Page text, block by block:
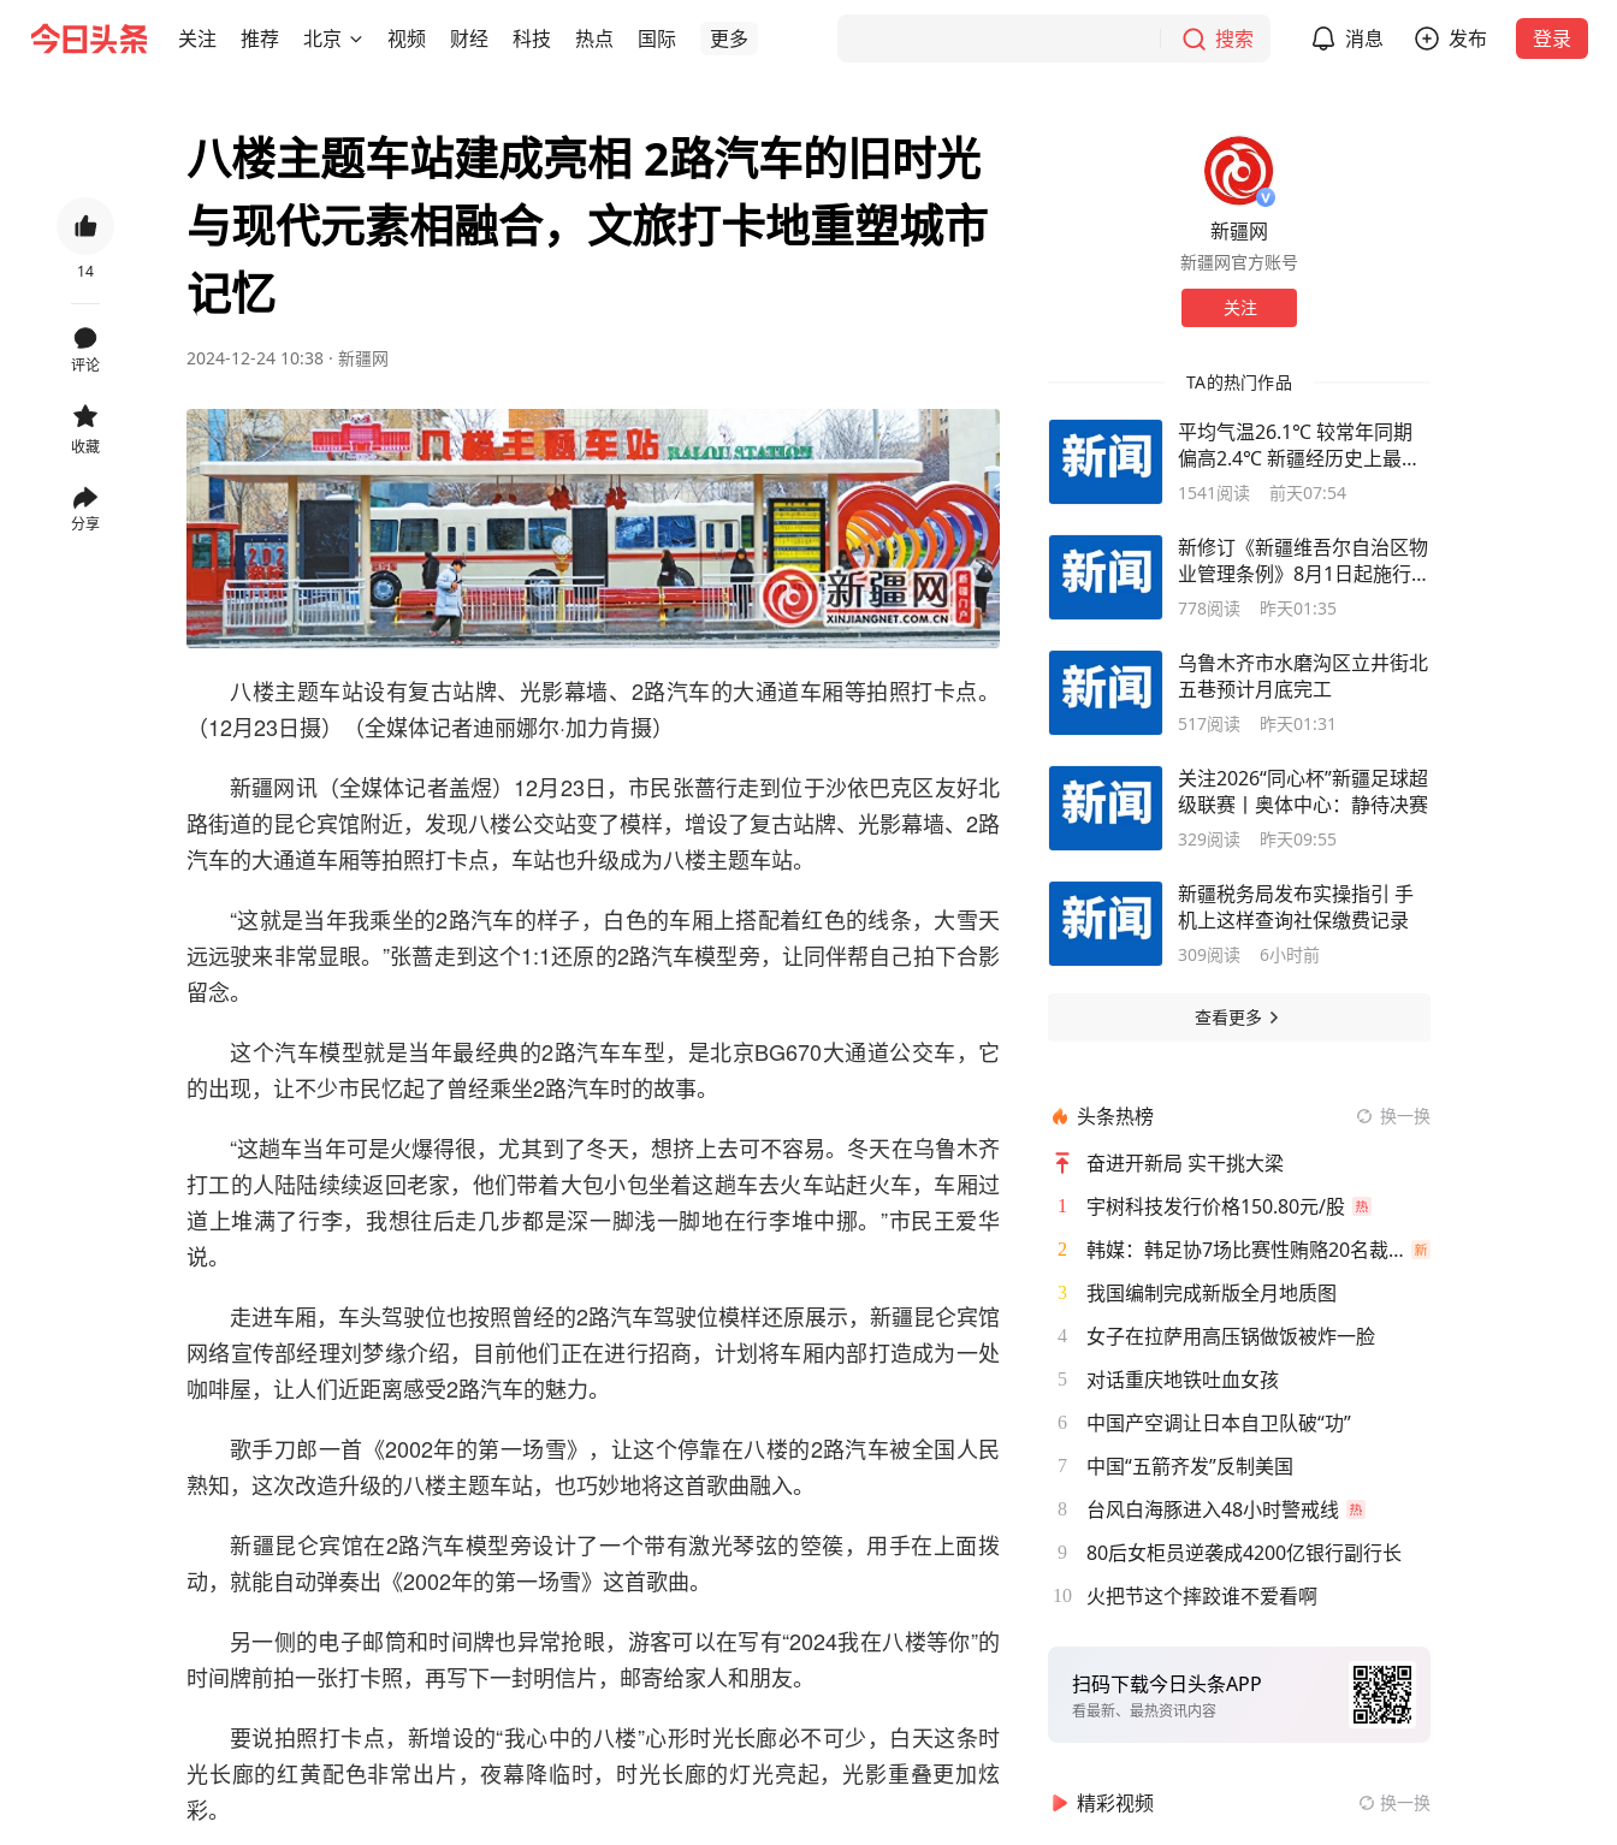
关注 推荐 北京 视频 财经 科技 热点 国际 更多 搜索 消息 发布 登录
14
评论
收藏
分享
八楼主题车站建成亮相 2路汽车的旧时光
与现代元素相融合，文旅打卡地重塑城市
记忆
2024-12-24 10:38 · 新疆网
八楼主题车站设有复古站牌、光影幕墙、2路汽车的大通道车厢等拍照打卡点。
（12月23日摄）（全媒体记者迪丽娜尔·加力肯摄）
新疆网讯（全媒体记者盖煜）12月23日，市民张蔷行走到位于沙依巴克区友好北
路街道的昆仑宾馆附近，发现八楼公交站变了模样，增设了复古站牌、光影幕墙、2路
汽车的大通道车厢等拍照打卡点，车站也升级成为八楼主题车站。
“这就是当年我乘坐的2路汽车的样子，白色的车厢上搭配着红色的线条，大雪天
远远驶来非常显眼。”张蔷走到这个1:1还原的2路汽车模型旁，让同伴帮自己拍下合影
留念。
这个汽车模型就是当年最经典的2路汽车车型，是北京BG670大通道公交车，它
的出现，让不少市民忆起了曾经乘坐2路汽车时的故事。
“这趟车当年可是火爆得很，尤其到了冬天，想挤上去可不容易。冬天在乌鲁木齐
打工的人陆陆续续返回老家，他们带着大包小包坐着这趟车去火车站赶火车，车厢过
道上堆满了行李，我想往后走几步都是深一脚浅一脚地在行李堆中挪。”市民王爱华
说。
走进车厢，车头驾驶位也按照曾经的2路汽车驾驶位模样还原展示，新疆昆仑宾馆
网络宣传部经理刘梦缘介绍，目前他们正在进行招商，计划将车厢内部打造成为一处
咖啡屋，让人们近距离感受2路汽车的魅力。
歌手刀郎一首《2002年的第一场雪》，让这个停靠在八楼的2路汽车被全国人民
熟知，这次改造升级的八楼主题车站，也巧妙地将这首歌曲融入。
新疆昆仑宾馆在2路汽车模型旁设计了一个带有激光琴弦的箜篌，用手在上面拨
动，就能自动弹奏出《2002年的第一场雪》这首歌曲。
另一侧的电子邮筒和时间牌也异常抢眼，游客可以在写有“2024我在八楼等你”的
时间牌前拍一张打卡照，再写下一封明信片，邮寄给家人和朋友。
要说拍照打卡点，新增设的“我心中的八楼”心形时光长廊必不可少，白天这条时
光长廊的红黄配色非常出片，夜幕降临时，时光长廊的灯光亮起，光影重叠更加炫
彩。
新疆网
新疆网官方账号
关注
TA的热门作品
平均气温26.1℃ 较常年同期
偏高2.4℃ 新疆经历史上最热
7月
1541 阅读 前天07:54
新修订《新疆维吾尔自治区物
业管理条例》8月1日起施行
物业这些“烦心事”有了“明白
778阅读 昨天01:35
乌鲁木齐市水磨沟区立井街北
五巷预计月底完工
517阅读 昨天01:31
关注2026“同心杯”新疆足球超
级联赛丨奥体中心：静待决赛
329阅读 昨天09:55
新疆税务局发布实操指引 手
机上这样查询社保缴费记录
309阅读 6小时前
查看更多
头条热榜 换一换
奋进开新局 实干挑大梁
1 宇树科技发行价格150.80元/股
2 韩媒：韩足协7场比赛性贿赂20名裁判
3 我国编制完成新版全月地质图
4 女子在拉萨用高压锅做饭被炸一脸
5 对话重庆地铁吐血女孩
6 中国产空调让日本自卫队破“功”
7 中国“五箭齐发”反制美国
8 台风白海豚进入48小时警戒线
9 80后女柜员逆袭成4200亿银行副行长
10 火把节这个摔跤谁不爱看啊
扫码下载今日头条APP
看最新、最热资讯内容
精彩视频 换一换